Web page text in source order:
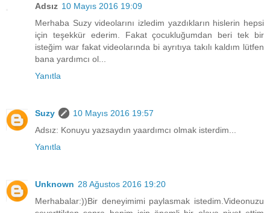
Adsız 10 Mayıs 2016 19:09
Merhaba Suzy videolarını izledim yazdıkların hislerin hepsi
için teşekkür ederim. Fakat çocukluğumdan beri tek bir
isteğim war fakat videolarında bi ayrıtıya takılı kaldım lütfen
bana yardımcı ol...
Yanıtla
Suzy
10 Mayıs 2016 19:57
Adsız: Konuyu yazsaydın yaardımcı olmak isterdim...
Yanıtla
Unknown 28 Ağustos 2016 19:20
Merhabalar:))Bir deneyimimi paylasmak istedim.Videonuzu